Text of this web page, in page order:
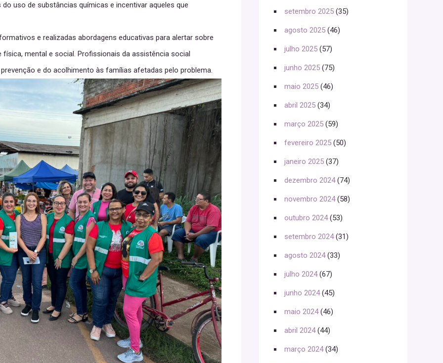
uso de substâncias químicas e incentivar aqueles que
e realizadas abordagens educativas para alertar sobre
mental e social. Profissionais da assistência social
e do acolhimento às famílias afetadas pelo problema.
setembro 2025 (35)
agosto 2025 (46)
julho 2025 (57)
junho 2025 (75)
maio 2025 (46)
abril 2025 (34)
março 2025 (59)
fevereiro 2025 (50)
janeiro 2025 (37)
dezembro 2024(74)
novembro 2024(58)
outubro 2024(53)
setembro 2024(31)
agosto 2024(33)
julho 2024(67)
junho 2024(45)
maio 2024(46)
abril 2024(44)
março 2024(34)